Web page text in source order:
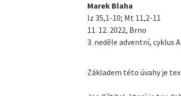
Marek Blaha
Iz 35,1-10; Mt 11,2-11
11. 12. 2022, Brno
3. neděle adventní, cyklus A
Základem této úvahy je